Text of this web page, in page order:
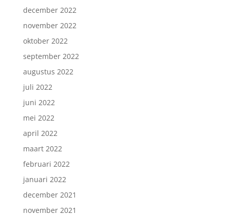
december 2022
november 2022
oktober 2022
september 2022
augustus 2022
juli 2022
juni 2022
mei 2022
april 2022
maart 2022
februari 2022
januari 2022
december 2021
november 2021